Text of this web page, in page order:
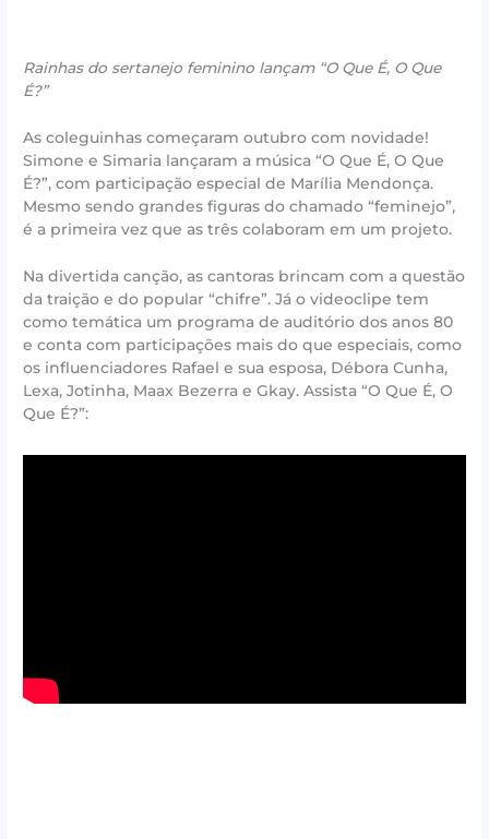
Rainhas do sertanejo feminino lançam “O Que É, O Que
É?”
As coleguinhas começaram outubro com novidade!
Simone e Simaria lançaram a música “O Que É, O Que
É?”, com participação especial de Marília Mendonça.
Mesmo sendo grandes figuras do chamado “feminejo”,
é a primeira vez que as três colaboram em um projeto.
Na divertida canção, as cantoras brincam com a questão
da traição e do popular “chifre”. Já o videoclipe tem
como temática um programa de auditório dos anos 80
e conta com participações mais do que especiais, como
os influenciadores Rafael e sua esposa, Débora Cunha,
Lexa, Jotinha, Maax Bezerra e Gkay. Assista “O Que É, O
Que É?”: